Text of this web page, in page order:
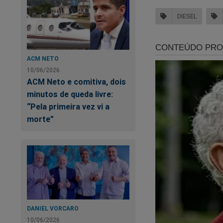
ACM NETO
10/06/2026
ACM Neto e comitiva, dois
minutos de queda livre:
“Pela primeira vez vi a
morte”
DANIEL VORCARO
10/06/2026
Se a resposta foi
Assinando o JCO
publicidade.
E assim você terá
nossa luta para
Temos
na guerra contra
Clique no link
https://
Outra maneira de
do Crime" que
DIESEL